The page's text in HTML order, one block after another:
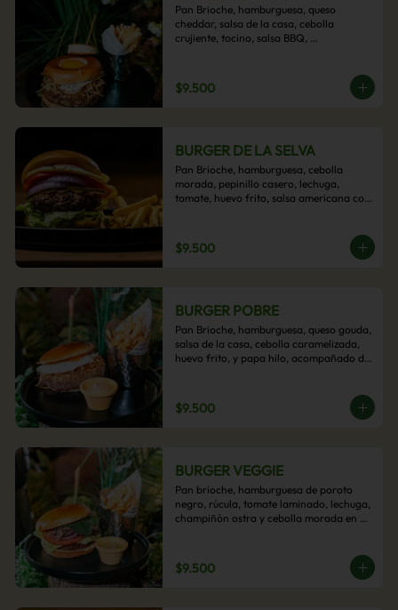
Pan Brioche, hamburguesa, queso
cheddar, salsa de la casa, cebolla
crujiente, tocino, salsa BBQ,
$9.500
BURGER DE LA SELVA
Pan Brioche, hamburguesa, cebolla
morada, pepinillo casero, lechuga,
tomate, huevo frito, salsa americana con
$9.500
BURGER POBRE
Pan Brioche, hamburguesa, queso gouda,
salsa de la casa, cebolla caramelizada,
huevo frito, y papa hilo, acompañado de
$9.500
BURGER VEGGIE
Pan brioche, hamburguesa de poroto
negro, rúcula, tomate laminado, lechuga,
champiñón ostra y cebolla morada en
$9.500